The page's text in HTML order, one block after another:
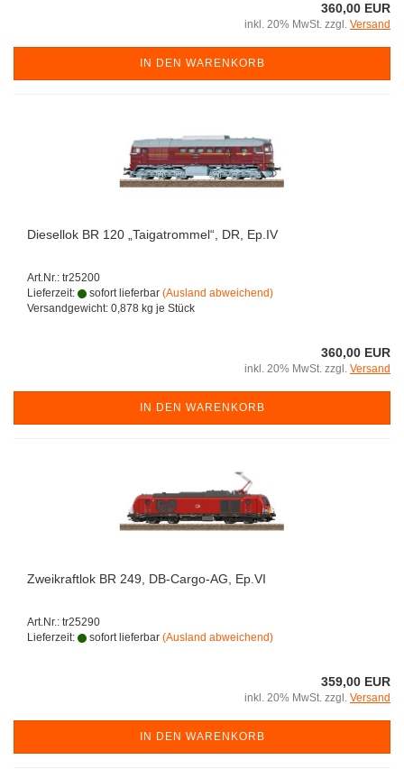
360,00 EUR
inkl. 20% MwSt. zzgl. Versand
IN DEN WARENKORB
Diesellok BR 120 „Taigatrommel“, DR, Ep.IV
Art.Nr.: tr25200
Lieferzeit:
sofort lieferbar (Ausland abweichend)
Versandgewicht: 0,878 kg je Stück
360,00 EUR
inkl. 20% MwSt. zzgl. Versand
IN DEN WARENKORB
Zweikraftlok BR 249, DB-Cargo-AG, Ep.VI
Art.Nr.: tr25290
Lieferzeit:
sofort lieferbar (Ausland abweichend)
359,00 EUR
inkl. 20% MwSt. zzgl. Versand
IN DEN WARENKORB